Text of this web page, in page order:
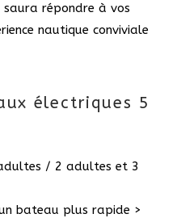
répondre à vos
nautique conviviale
électriques 5
/ 2 adultes et 3
bateau plus rapide >